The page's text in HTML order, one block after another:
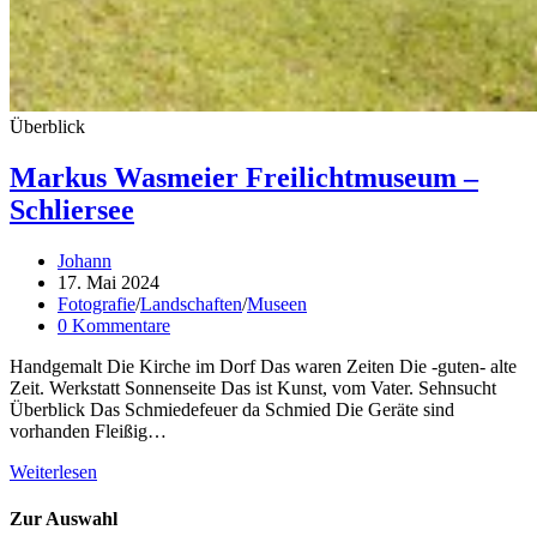
Überblick
Markus Wasmeier Freilichtmuseum –
Schliersee
Beitrags-
Autor:
Johann
Beitrag
veröffentlicht:
17. Mai 2024
Beitrags-
Kategorie:
Fotografie/Landschaften/Museen
Beitrags-
0 Kommentare
Handgemalt Die Kirche im Dorf Das waren Zeiten Die -guten- alte
Zeit. Werkstatt Sonnenseite Das ist Kunst, vom Vater. Sehnsucht
Überblick Das Schmiedefeuer da Schmied Die Geräte sind
vorhanden Fleißig…
Weiterlesen
–
Zur Auswahl